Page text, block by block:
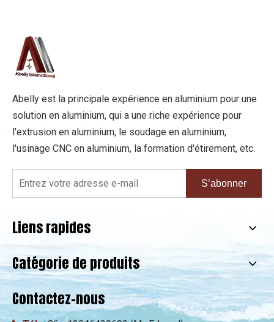
Abelly est la principale expérience en aluminium pour une
solution en aluminium, qui a une riche expérience pour
l'extrusion en aluminium, le soudage en aluminium,
l'usinage CNC en aluminium, la formation d'étirement, etc.
S’abonner
Liens rapides
Catégorie de produits
Contactez-nous